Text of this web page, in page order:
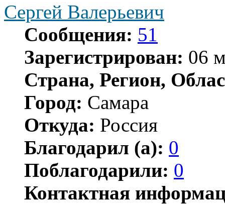
Сергей Валерьевич
Сообщения: 51
Зарегистрирован: 06
Страна, Регион,
Город: Самара
Откуда: Россия
Благодарил (а): 0
Поблагодарили: 0
Контактная